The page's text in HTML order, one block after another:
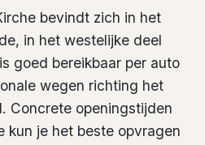
bevindt zich in het
in het westelijke deel
goed bereikbaar per auto
wegen richting het
Concrete openingstijden
kun je het beste opvragen